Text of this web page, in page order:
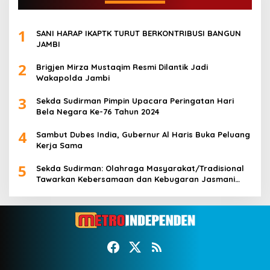
1
SANI HARAP IKAPTK TURUT BERKONTRIBUSI BANGUN
JAMBI
2
Brigjen Mirza Mustaqim Resmi Dilantik Jadi
Wakapolda Jambi
3
Sekda Sudirman Pimpin Upacara Peringatan Hari
Bela Negara Ke-76 Tahun 2024
4
Sambut Dubes India, Gubernur Al Haris Buka Peluang
Kerja Sama
5
Sekda Sudirman: Olahraga Masyarakat/Tradisional
Tawarkan Kebersamaan dan Kebugaran Jasmani